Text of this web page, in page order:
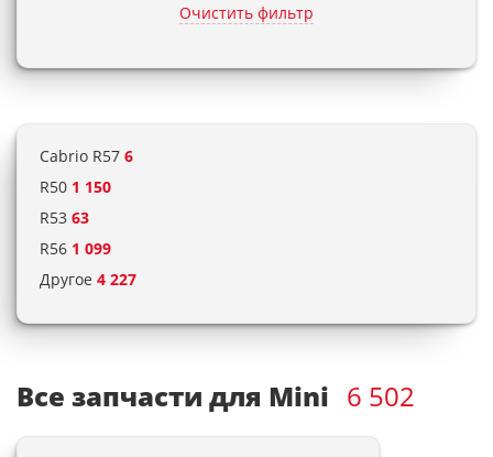
Очистить фильтр
Cabrio R57 6
R50 1 150
R53 63
R56 1 099
Другое 4 227
Все запчасти для Mini 6 502